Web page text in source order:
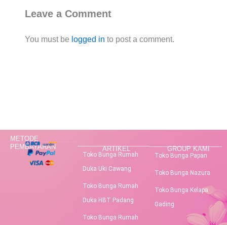
Leave a Comment
You must be logged in to post a comment.
METODE
PEMBAYARAN
ARTIKEL
Toko Bunga Rumah
Duka Uki Cawang
Toko Bunga Rumah
Duka HBT Padang
Toko Bunga Rumah
GROUP KAMI
Toko Bunga Papan
Toko Bunga Nazura
Toko Bunga Kelapa
Gading